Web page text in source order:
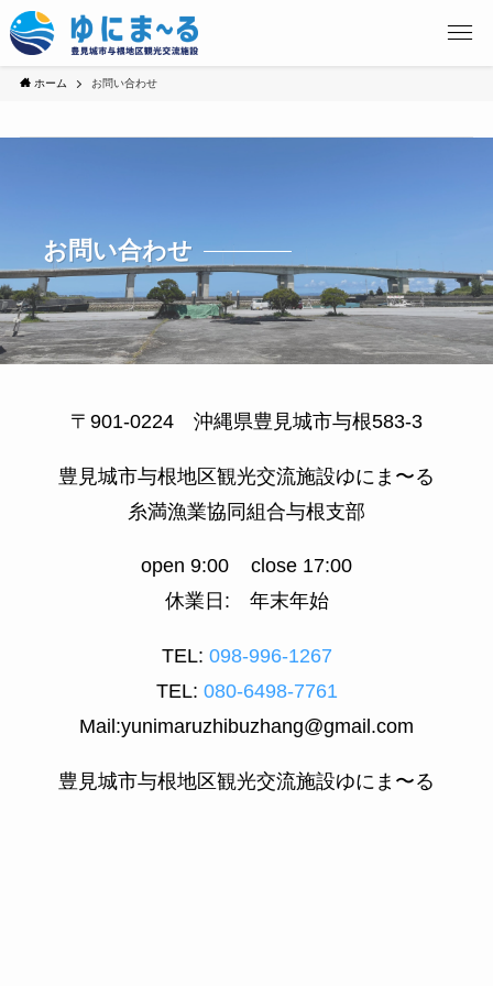
ホーム お問い合わせ
お問い合わせ
〒901-0224 沖縄県豊見城市与根583-3
豊見城市与根地区観光交流施設ゆにま〜る
糸満漁業協同組合与根支部
open 9:00 close 17:00
休業日: 年末年始
TEL: 098-996-1267
TEL: 080-6498-7761
Mail:yunimaruzhibuzhang@gmail.com
豊見城市与根地区観光交流施設ゆにま〜る